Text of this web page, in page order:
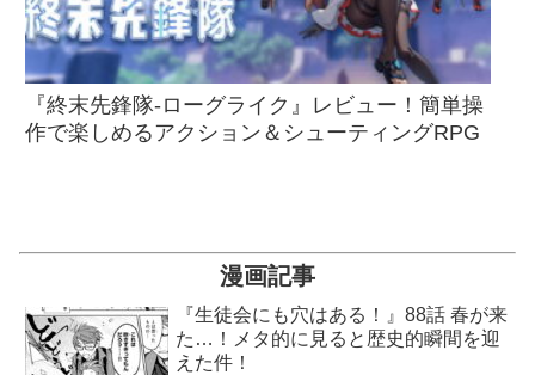
『終末先鋒隊-ローグライク』レビュー！簡単操
作で楽しめるアクション＆シューティングRPG
漫画記事
『生徒会にも穴はある！』88話 春が来
た…！メタ的に見ると歴史的瞬間を迎
えた件！